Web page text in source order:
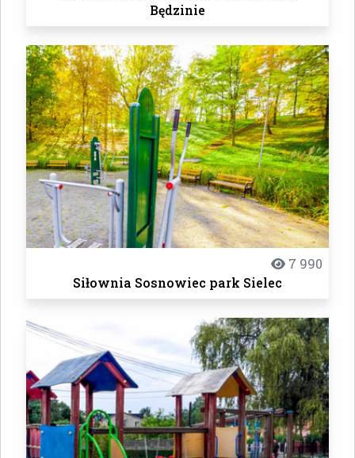
Będzinie
7 990
Siłownia Sosnowiec park Sielec